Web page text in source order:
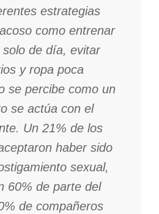
estrategias
como entrenar
de día, evitar
y ropa poca
se percibe como un
se actúa con el
Un 21% de los
haber sido
sexual,
60% de parte del
de compañeros